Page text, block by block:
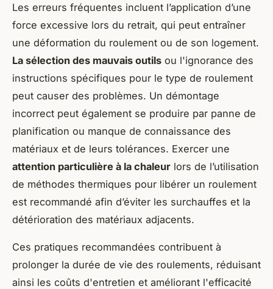
Les erreurs fréquentes incluent l’application d’une
force excessive lors du retrait, qui peut entraîner
une déformation du roulement ou de son logement.
La sélection des mauvais outils ou l'ignorance des
instructions spécifiques pour le type de roulement
peut causer des problèmes. Un démontage
incorrect peut également se produire par panne de
planification ou manque de connaissance des
matériaux et de leurs tolérances. Exercer une
attention particulière à la chaleur lors de l’utilisation
de méthodes thermiques pour libérer un roulement
est recommandé afin d’éviter les surchauffes et la
détérioration des matériaux adjacents.
Ces pratiques recommandées contribuent à
prolonger la durée de vie des roulements, réduisant
ainsi les coûts d'entretien et améliorant l'efficacité